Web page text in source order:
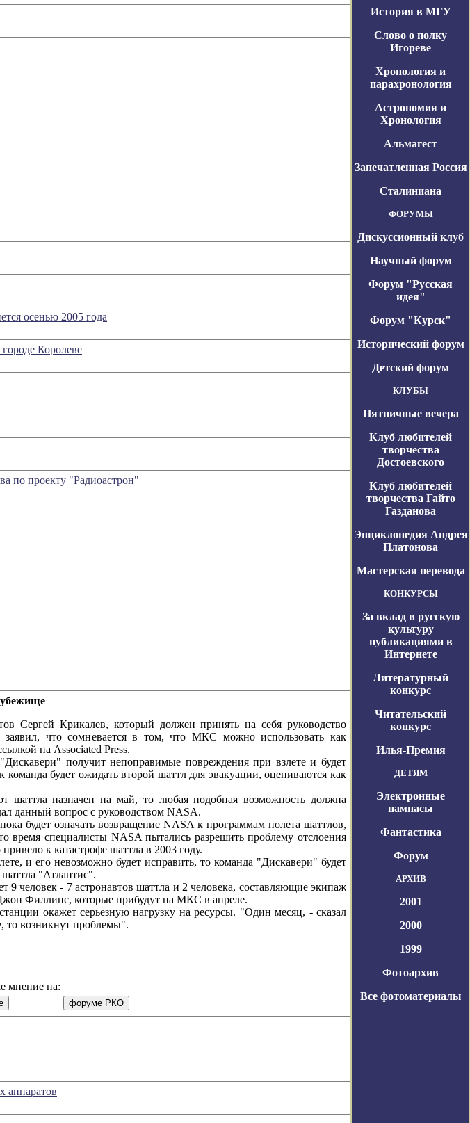
осенью 2005 года
Королеве
по проекту "Радиоастрон"
Крикалев, который должен принять на себя руководство
что сомневается в том, что МКС можно использовать как
на Аssociated Рress.
получит непоправимые повреждения при взлете и будет
будет ожидать второй шаттл для эвакуации, оцениваются как
назначен на май, то любая подобная возможность должна
данный вопрос с руководством NASA.
будет означать возвращение NASA к программам полета шаттлов,
время специалисты NASA пытались разрешить проблему отслоения
к катастрофе шаттла в 2003 году.
и его невозможно будет исправить, то команда "Дискавери" будет
"Атлантис".
человек - 7 астронавтов шаттла и 2 человека, составляющие экипаж
Филлипс, которые прибудут на МКС в апреле.
окажет серьезную нагрузку на ресурсы. "Один месяц, - сказал
то возникнут проблемы".
мнение на:
аппаратов
История в МГУ
Слово о полку
Игореве
Хронология и
парахронология
Астрономия и
Хронология
Альмагест
Запечатленная Россия
Сталиниана
ФОРУМЫ
Дискуссионный клуб
Научный форум
Форум "Русская
идея"
Форум "Курск"
Исторический форум
Детский форум
КЛУБЫ
Пятничные вечера
Клуб любителей
творчества
Достоевского
Клуб любителей
творчества Гайто
Газданова
Энциклопедия Андрея
Платонова
Мастерская перевода
КОНКУРСЫ
За вклад в русскую
культуру
публикациями в
Интернете
Литературный
конкурс
Читательский
конкурс
Илья-Премия
ДЕТЯМ
Электронные
пампасы
Фантастика
Форум
АРХИВ
2001
2000
1999
Фотоархив
Все фотоматериалы